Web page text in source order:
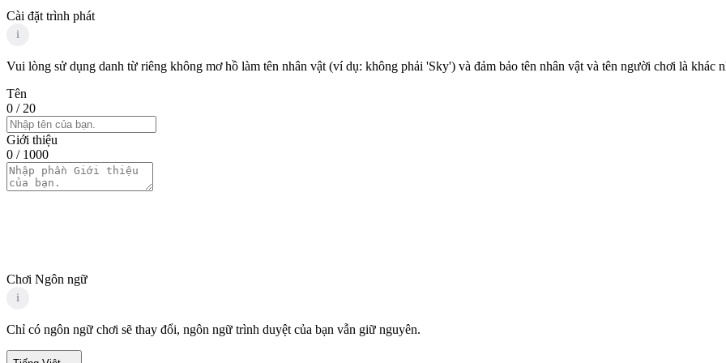
Cài đặt trình phát
i
Vui lòng sử dụng danh từ riêng không mơ hồ làm tên nhân vật (ví dụ: không phải 'Sky') và đảm bảo tên nhân vật và tên người chơi là khác
Tên
0 / 20
Giới thiệu
0 / 1000
Chơi Ngôn ngữ
i
Chỉ có ngôn ngữ chơi sẽ thay đổi, ngôn ngữ trình duyệt của bạn vẫn giữ nguyên.